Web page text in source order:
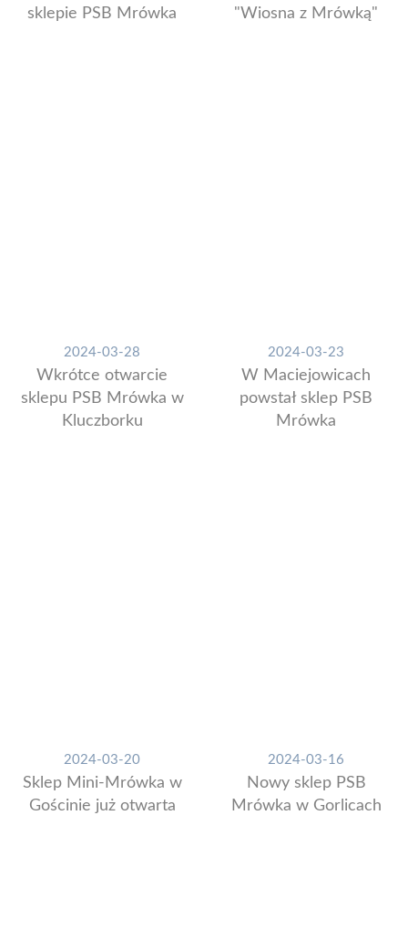
sklepie PSB Mrówka
"Wiosna z Mrówką"
2024-03-28
Wkrótce otwarcie
sklepu PSB Mrówka w
Kluczborku
2024-03-23
W Maciejowicach
powstał sklep PSB
Mrówka
2024-03-20
Sklep Mini-Mrówka w
Gościnie już otwarta
2024-03-16
Nowy sklep PSB
Mrówka w Gorlicach